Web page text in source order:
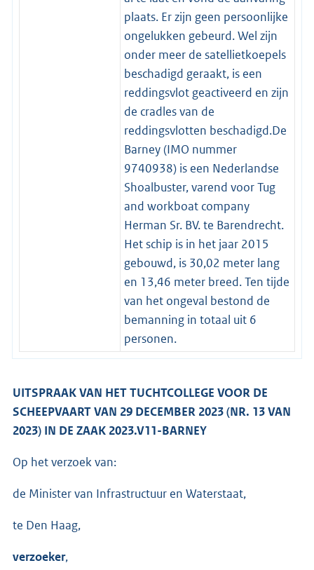
plaats. Er zijn geen persoonlijke
ongelukken gebeurd. Wel zijn
onder meer de satellietkoepels
beschadigd geraakt, is een
reddingsvlot geactiveerd en zijn
de cradles van de
reddingsvlotten beschadigd.De
Barney (IMO nummer
9740938) is een Nederlandse
Shoalbuster, varend voor Tug
and workboat company
Herman Sr. BV. te Barendrecht.
Het schip is in het jaar 2015
gebouwd, is 30,02 meter lang
en 13,46 meter breed. Ten tijde
van het ongeval bestond de
bemanning in totaal uit 6
personen.
UITSPRAAK VAN HET TUCHTCOLLEGE VOOR DE
SCHEEPVAART VAN 29 DECEMBER 2023 (NR. 13 VAN
2023) IN DE ZAAK 2023.V11-BARNEY
Op het verzoek van:
de Minister van Infrastructuur en Waterstaat,
te Den Haag,
verzoeker,